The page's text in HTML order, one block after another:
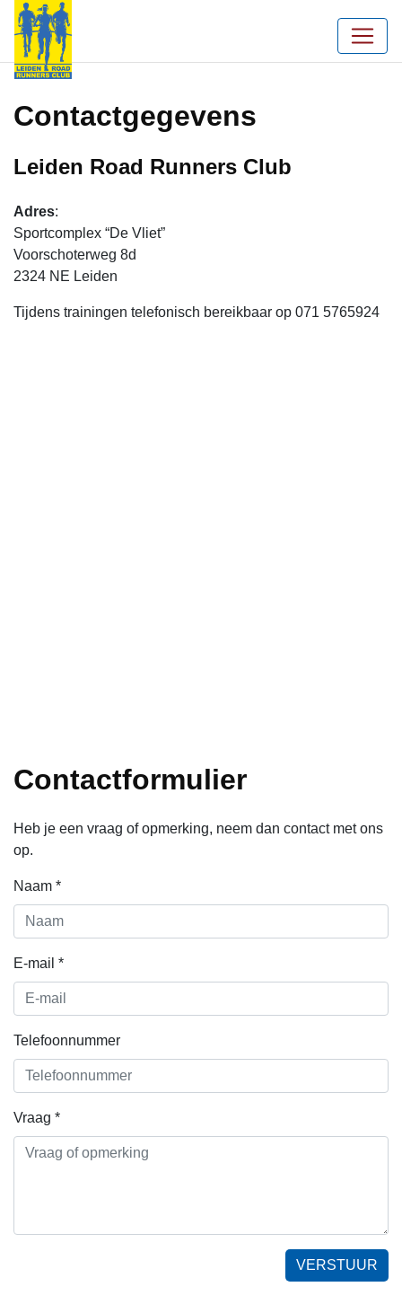
Contactgegevens
Leiden Road Runners Club
Adres:
Sportcomplex “De Vliet”
Voorschoterweg 8d
2324 NE Leiden
Tijdens trainingen telefonisch bereikbaar op 071 5765924
Contactformulier
Heb je een vraag of opmerking, neem dan contact met ons
op.
Naam *
E-mail *
Telefoonnummer
Vraag *
VERSTUUR